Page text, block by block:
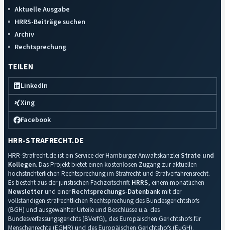
Aktuelle Ausgabe
HRRS-Beiträge suchen
Archiv
Rechtsprechung
TEILEN
LinkedIn
Xing
Facebook
HRR-STRAFRECHT.DE
HRR-Strafrecht.de ist ein Service der Hamburger Anwaltskanzlei Strate und
Kollegen. Das Projekt bietet einen kostenlosen Zugang zur aktuellen
höchstrichterlichen Rechtsprechung im Strafrecht und Strafverfahrensrecht.
Es besteht aus der juristischen Fachzeitschrift HRRS, einem monatlichen
Newsletterund einerRechtsprechungs-Datenbankmit der
vollständigen strafrechtlichen Rechtsprechung des Bundesgerichtshofs
(BGH) und ausgewählter Urteile und Beschlüsse u.a. des
Bundesverfassungsgerichts (BVerfG), des Europäischen Gerichtshofs für
Menschenrechte (EGMR) und des Europäischen Gerichtshofs (EuGH).